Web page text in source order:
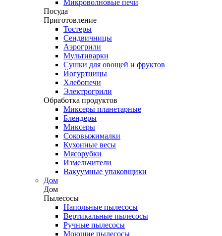
Микроволновые печи
Посуда
Приготовление
Тостеры
Сендвичницы
Аэрогрили
Мультиварки
Сушки для овощей и фруктов
Йогуртницы
Хлебопечи
Электрогрили
Обработка продуктов
Миксеры планетарные
Блендеры
Миксеры
Соковыжималки
Кухонные весы
Мясорубки
Измельчители
Вакуумные упаковщики
Дом
Дом
Пылесосы
Напольные пылесосы
Вертикальные пылесосы
Ручные пылесосы
Моющие пылесосы